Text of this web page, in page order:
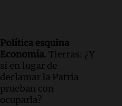
Política esquina
Economía. Tierras: ¿Y
si en lugar de
declamar la Patria
prueban con
ocuparla?